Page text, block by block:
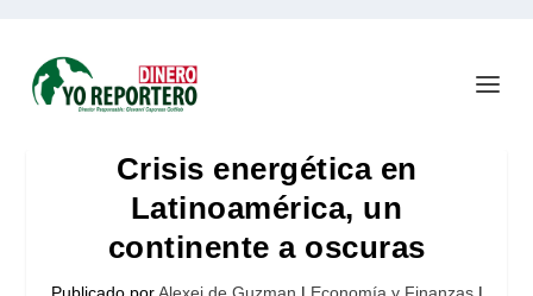
Crisis energética en
Latinoamérica, un
continente a oscuras